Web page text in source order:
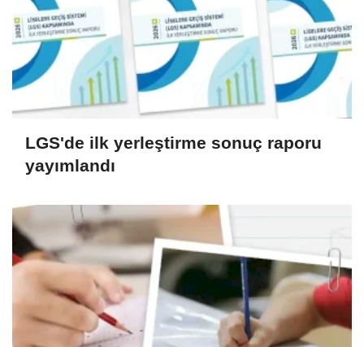
LGS'de ilk yerleştirme sonuç raporu
yayımlandı